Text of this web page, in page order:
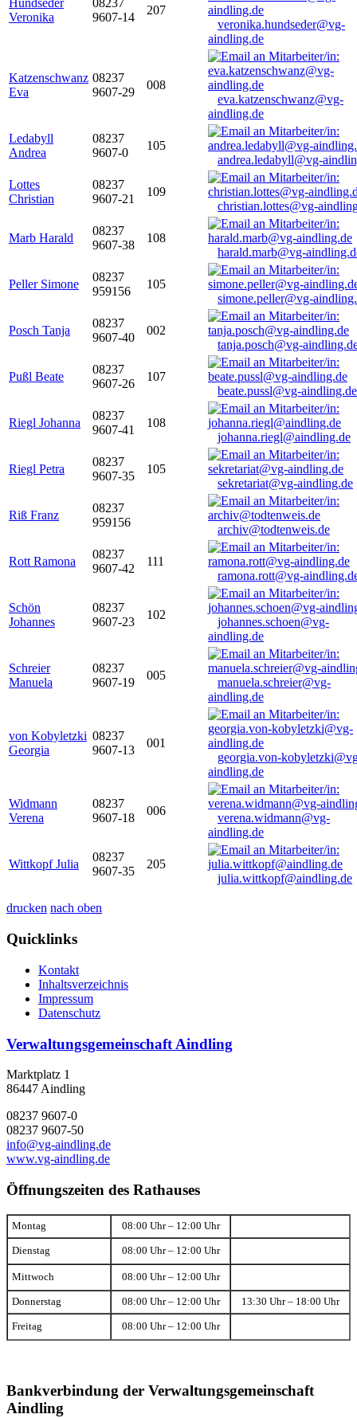
Hundseder
Veronika
08237
9607-14
207
veronika.hundseder@vg-
aindling.de
Katzenschwanz
Eva
08237
9607-29
008
eva.katzenschwanz@vg-
aindling.de
Ledabyll
Andrea
08237
9607-0
105
andrea.ledabyll@vg-
Lottes
Christian
08237
9607-21
109
christian.lottes@vg-
Marb Harald
08237
9607-38
108
harald.marb@vg-
Peller Simone
08237
959156
105
simone.peller@vg-
Posch Tanja
08237
9607-40
002
tanja.posch@vg-
Pußl Beate
08237
9607-26
107
beate.pussl@vg-aindling.de
Riegl Johanna
08237
9607-41
108
johanna.riegl@aindling.de
Riegl Petra
08237
9607-35
105
sekretariat@vg-aindling.de
Riß Franz
08237
959156
archiv@todtenweis.de
Rott Ramona
08237
9607-42
111
ramona.rott@vg-
Schön
Johannes
08237
9607-23
102
johannes.schoen@vg-
aindling.de
Schreier
Manuela
08237
9607-19
005
manuela.schreier@vg-
aindling.de
von Kobyletzki
Georgia
08237
9607-13
001
georgia.von-
aindling.de
Widmann
Verena
08237
9607-18
006
verena.widmann@vg-
aindling.de
Wittkopf Julia
08237
9607-35
205
julia.wittkopf@aindling.de
drucken nach oben
Quicklinks
Kontakt
Inhaltsverzeichnis
Impressum
Datenschutz
Verwaltungsgemeinschaft Aindling
Marktplatz 1
86447 Aindling
08237 9607-0
08237 9607-50
info@vg-aindling.de
www.vg-aindling.de
Öffnungszeiten des Rathauses
Montag 08:00 Uhr – 12:00 Uhr
Dienstag 08:00 Uhr – 12:00 Uhr
Mittwoch 08:00 Uhr – 12:00 Uhr
Donnerstag 08:00 Uhr – 12:00 Uhr 13:30 Uhr – 18:00 Uhr
Freitag 08:00 Uhr – 12:00 Uhr
Bankverbindung der Verwaltungsgemeinschaft
Aindling